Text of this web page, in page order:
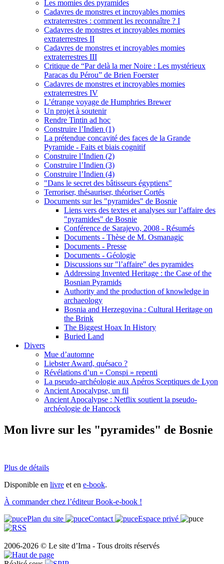
Les momies des pyramides
Cadavres de monstres et incroyables momies
extraterrestres : comment les reconnaître ? I
Cadavres de monstres et incroyables momies
extraterrestres II
Cadavres de monstres et incroyables momies
extraterrestres III
Critique de “Par delà la mer Noire : Les mystérieux
Paracas du Pérou” de Brien Foerster
Cadavres de monstres et incroyables momies
extraterrestres IV
L’étrange voyage de Humphries Brewer
Un projet à soutenir
Rendre Tintin ad hoc
Construire l’Indien (1)
La prétendue concavité des faces de la Grande
Pyramide - Faits et biais cognitif
Construire l’Indien (2)
Construire l’Indien (3)
Construire l’Indien (4)
"Dans le secret des bâtisseurs égyptiens"
Terroriser, thésauriser, théoriser Cortés
Documents sur les "pyramides" de Bosnie
Liens vers des textes et analyses sur l’affaire des
"pyramides" de Bosnie
Conférence de Sarajevo, 2008 - Résumés
Documents - Thèse de M. Osmanagic
Documents - Presse
Documents - Géologie
Discussions sur "l’affaire" des pyramides
Addressing Invented Heritage : the Case of the
Bosnian Pyramids
Authority and the production of knowledge in
archaeology
Bosnia and Herzegovina : Cultural Heritage on
the Brink
The Biggest Hoax In History
Buried Land
Divers
Mue d’automne
Liebster Award, quésaco ?
Révélations d’un « Conspi » repenti
La pseudo-archéologie aux Apéros Sceptiques de Lyon
Ancient Apocalypse, un fil
Ancient Apocalypse : Netflix soutient la pseudo-
archéologie de Hancock
Mon livre sur les "pyramides" de Bosnie
Plus de détails
Disponible en livre et en e-book.
À commander chez l’éditeur Book-e-book !
Plan du site
Contact Espace privé
2006-2026 © Le site d’Irna - Tous droits réservés